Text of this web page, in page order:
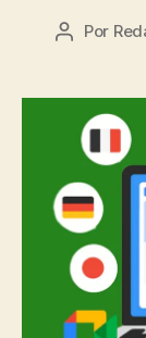
Autor
entrada
Por